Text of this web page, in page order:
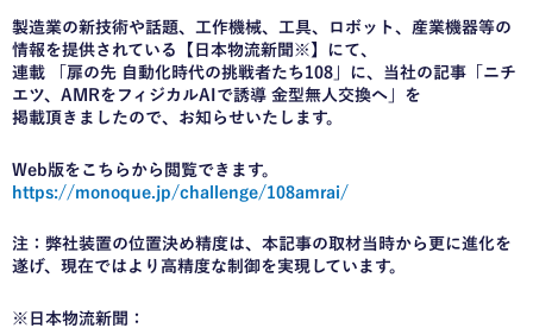
製造業の新技術や話題、工作機械、工具、ロボット、産業機器等の
情報を提供されている【日本物流新聞※】にて、
連載 「扉の先 自動化時代の挑戦者たち108」に、当社の記事「ニチ
エツ、AMRをフィジカルAIで誘導 金型無人交換へ」を
掲載頂きましたので、お知らせいたします。
Web版をこちらから閲覧できます。
https://monoque.jp/challenge/108amrai/
注：弊社装置の位置決め精度は、本記事の取材当時から更に進化を
遂げ、現在ではより高精度な制御を実現しています。
※日本物流新聞：